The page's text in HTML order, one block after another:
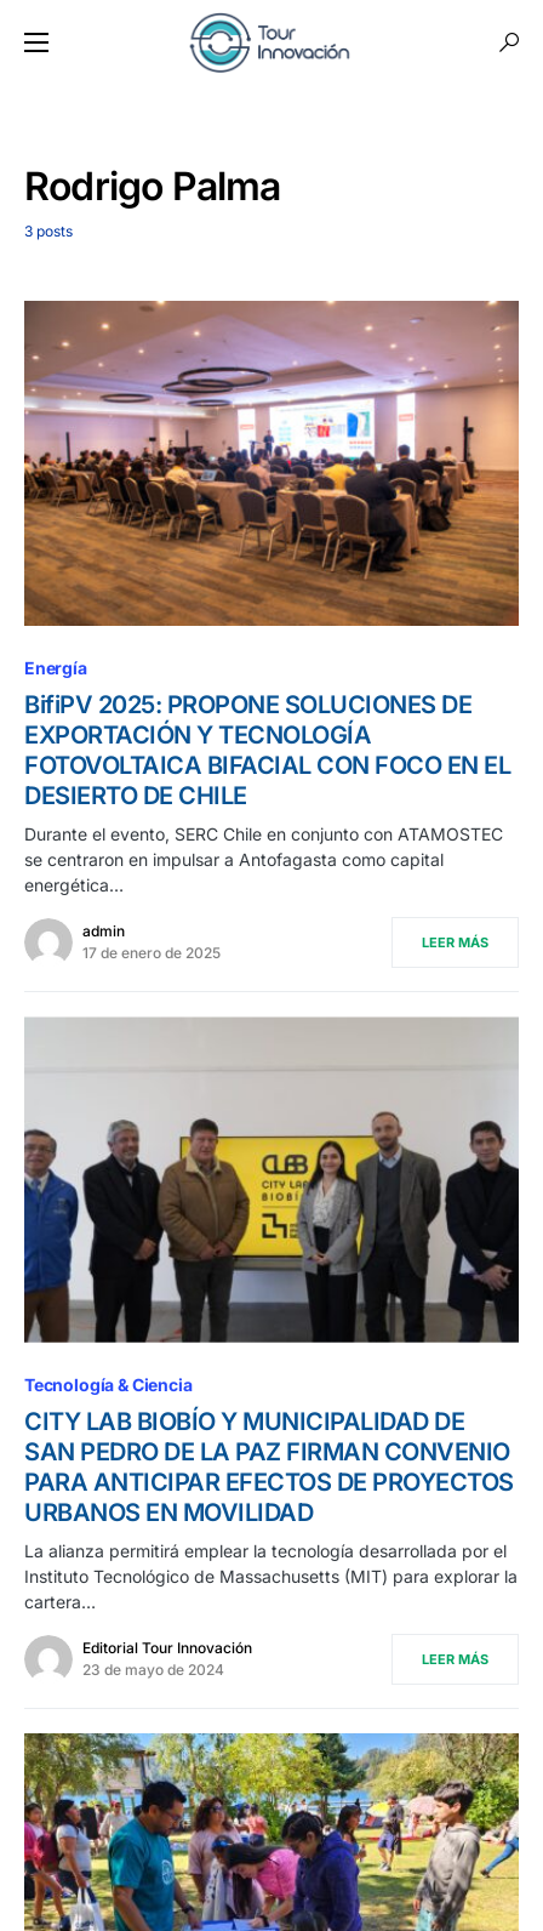
Rodrigo Palma
3 posts
Energía
BifiPV 2025: PROPONE SOLUCIONES DE
EXPORTACIÓN Y TECNOLOGÍA
FOTOVOLTAICA BIFACIAL CON FOCO EN EL
DESIERTO DE CHILE
Durante el evento, SERC Chile en conjunto con ATAMOSTEC
se centraron en impulsar a Antofagasta como capital
energética…
admin
17 de enero de 2025
LEER MÁS
Tecnología & Ciencia
CITY LAB BIOBÍO Y MUNICIPALIDAD DE
SAN PEDRO DE LA PAZ FIRMAN CONVENIO
PARA ANTICIPAR EFECTOS DE PROYECTOS
URBANOS EN MOVILIDAD
La alianza permitirá emplear la tecnología desarrollada por el
Instituto Tecnológico de Massachusetts (MIT) para explorar la
cartera…
Editorial Tour Innovación
23 de mayo de 2024
LEER MÁS